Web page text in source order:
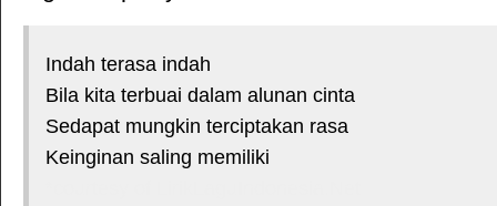
Indah terasa indah
Bila kita terbuai dalam alunan cinta
Sedapat mungkin terciptakan rasa
Keinginan saling memiliki